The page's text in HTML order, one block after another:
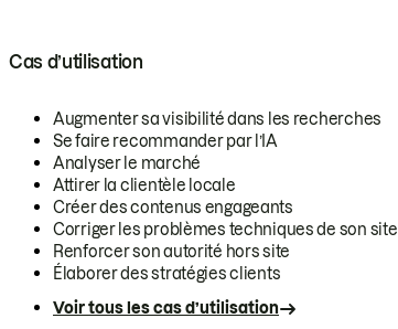
Cas d’utilisation
Augmenter sa visibilité dans les recherches
Se faire recommander par l’IA
Analyser le marché
Attirer la clientèle locale
Créer des contenus engageants
Corriger les problèmes techniques de son site
Renforcer son autorité hors site
Élaborer des stratégies clients
Voir tous les cas d’utilisation